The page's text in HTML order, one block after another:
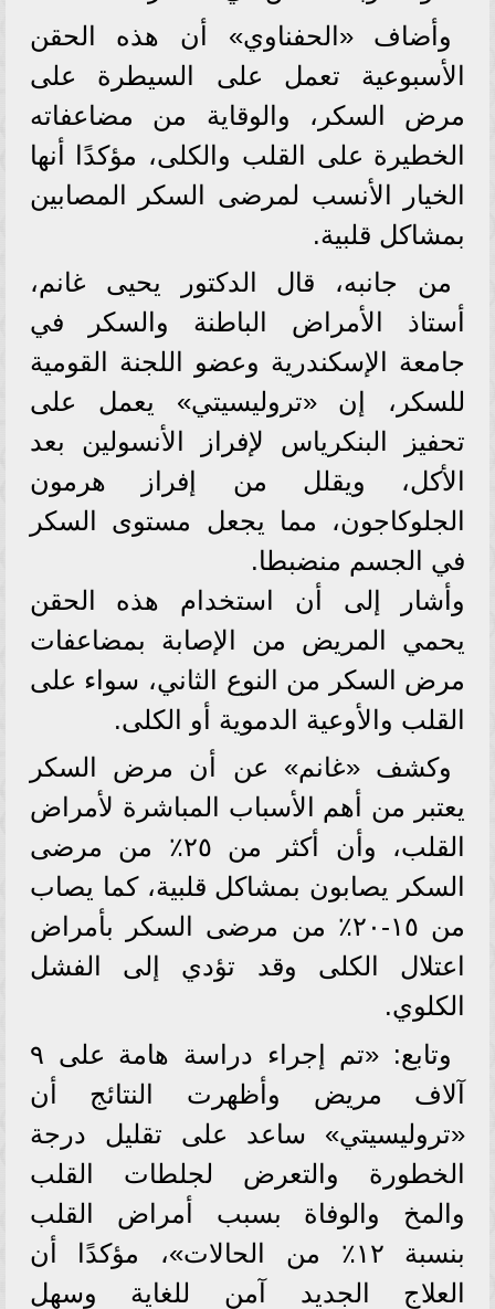
وأضاف «الحفناوي» أن هذه الحقن
الأسبوعية تعمل على السيطرة على
مرض السكر، والوقاية من مضاعفاته
الخطيرة على القلب والكلى، مؤكدًا أنها
الخيار الأنسب لمرضى السكر المصابين
بمشاكل قلبية.
من جانبه، قال الدكتور يحيى غانم،
أستاذ الأمراض الباطنة والسكر في
جامعة الإسكندرية وعضو اللجنة القومية
للسكر، إن «تروليسيتي» يعمل على
تحفيز البنكرياس لإفراز الأنسولين بعد
الأكل، ويقلل من إفراز هرمون
الجلوكاجون، مما يجعل مستوى السكر
في الجسم منضبطا.
وأشار إلى أن استخدام هذه الحقن
يحمي المريض من الإصابة بمضاعفات
مرض السكر من النوع الثاني، سواء على
القلب والأوعية الدموية أو الكلى.
وكشف «غانم» عن أن مرض السكر
يعتبر من أهم الأسباب المباشرة لأمراض
القلب، وأن أكثر من ٢٥٪؜ من مرضى
السكر يصابون بمشاكل قلبية، كما يصاب
من ١٥-٢٠٪؜ من مرضى السكر بأمراض
اعتلال الكلى وقد تؤدي إلى الفشل
الكلوي.
وتابع: «تم إجراء دراسة هامة على ٩
آلاف مريض وأظهرت النتائج أن
«تروليسيتي» ساعد على تقليل درجة
الخطورة والتعرض لجلطات القلب
والمخ والوفاة بسبب أمراض القلب
بنسبة ١٢٪؜ من الحالات»، مؤكدًا أن
العلاج الجديد آمن للغاية وسهل